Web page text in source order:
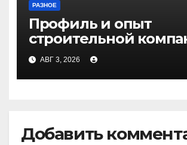
РАЗНОЕ
Профиль и опыт
строительной
Медичи
АВГ 3, 2026
Добавить